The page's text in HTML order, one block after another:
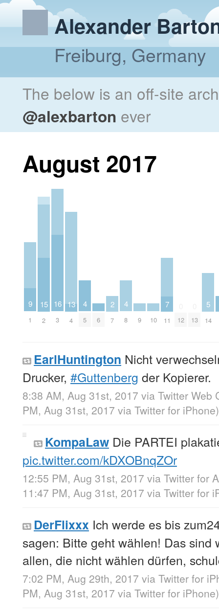
Alexander
Freiburg, Germany
The below is an off-site
@alexbarton ever
August 2017
9
1
15
2
16
3
13
4
4
5 6
2
7
4
8 9 10
7
11 12 13
5
14
EarlHuntington Nicht
Drucker, #Guttenberg der Kopierer.
8:38 AM, Aug 31st, 2017 via Twitter Web
PM, Aug 31st, 2017 via Twitter for iPhone)
KompaLaw Die PARTEI
pic.twitter.com/kDXOBnqZOr
12:55 PM, Aug 31st, 2017 via Twitter for
11:47 PM, Aug 31st, 2017 via Twitter for
DerFlixxx Ich werde es bis
sagen: Bitte geht wählen! Das sind
allen, die nicht wählen dürfen,
7:02 PM, Aug 29th, 2017 via Twitter for
PM, Aug 31st, 2017 via Twitter for iPhone)